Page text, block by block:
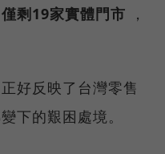
剩19家實體門市 ，
好反映了台灣零售
下的艱困處境。